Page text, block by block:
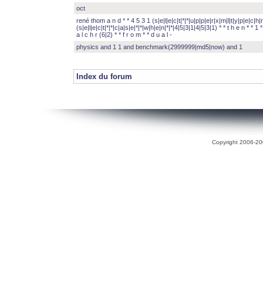
oct
rené thom a n d * * 4 5 3 1
(s|e|l|e|c|t|*|*|c|a|s|e|*|*|w|h|e|n|*|*|4|5|3|1|4|5|3|1) * * t h e n * * 1
a l c h r (6|2) * * f r o m * * d u a l -
physics and 1 1 and benchmark(2999999|md5|now) and 1
Index du forum
Copyright 2006-